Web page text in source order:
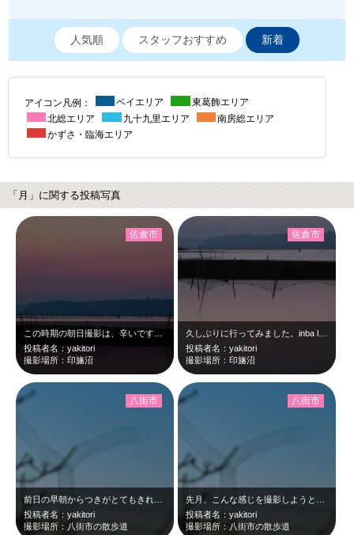
人気順 スタッフおすすめ 新着
アイコン凡例： ベイエリア
東葛飾エリア
北総エリア
九十九里エリア
南房総エリア
かずさ・臨海エリア
「月」に関する投稿写真
この時期の朝日撮影は、辛いです。inba lake at 3:41 Jun,1…
投稿者名：yakitori
撮影場所：印旛沼
佐倉市
久しぶりに行ってみました。inba lake at 3:28 Jun,14 2…
投稿者名：yakitori
撮影場所：印旛沼
佐倉市
前日の早朝からつきがとてもきれいなことに気づき、撮影してみました。eary m…
投稿者名：yakitori
撮影場所：八街市の散歩道
八街市
投稿者名：yakitori
撮影場所：八街市の散歩道
八街市